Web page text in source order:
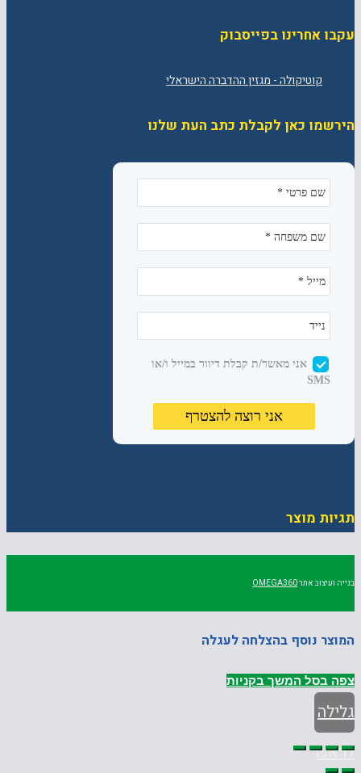
עקבו אחרינו בפייסבוק
הירשמו כאן לקבלת כתב העת שלנו
תגיות מוצר
בנייה ועיצוב אתרOMEGA360
המוצר נוסף בהצלחה לעגלה
צפה בסל המשך בקניות
גלילה
לראש